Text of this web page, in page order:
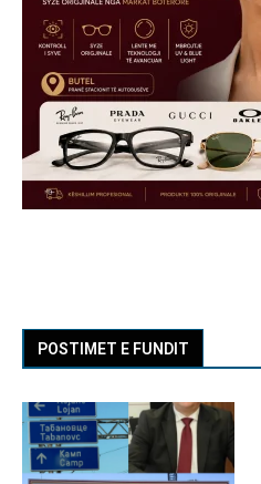
POSTIMET E FUNDIT